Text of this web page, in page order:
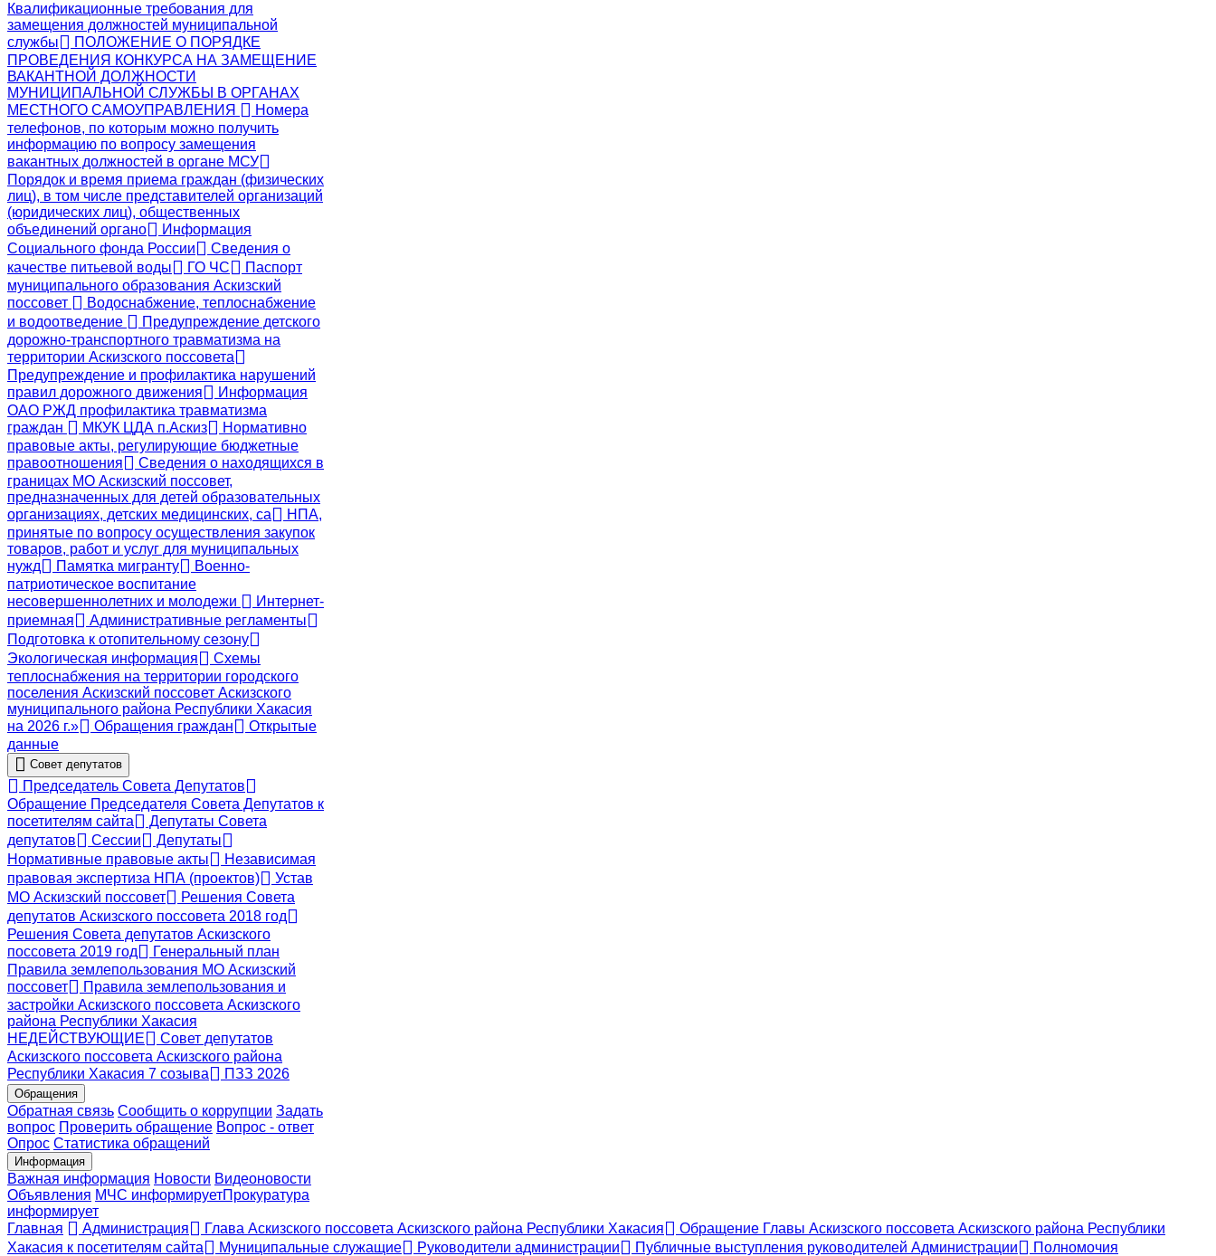
Квалификационные требования для
замещения должностей муниципальной
службы
ПОЛОЖЕНИЕ О ПОРЯДКЕ
ПРОВЕДЕНИЯ КОНКУРСА НА ЗАМЕЩЕНИЕ
ВАКАНТНОЙ ДОЛЖНОСТИ
МУНИЦИПАЛЬНОЙ СЛУЖБЫ В ОРГАНАХ
МЕСТНОГО САМОУПРАВЛЕНИЯ
Номера
телефонов, по которым можно получить
информацию по вопросу замещения
вакантных должностей в органе МСУ
Порядок и время приема граждан (физических
лиц), в том числе представителей организаций
(юридических лиц), общественных
объединений органо
Информация
Социального фонда России
Сведения о
качестве питьевой воды
ГО ЧС
Паспорт
муниципального образования Аскизский
поссовет
Водоснабжение, теплоснабжение
и водоотведение
Предупреждение детского
дорожно-транспортного травматизма на
территории Аскизского поссовета
Предупреждение и профилактика нарушений
правил дорожного движения
Информация
ОАО РЖД профилактика травматизма
граждан
МКУК ЦДА п.Аскиз
Нормативно
правовые акты, регулирующие бюджетные
правоотношения
Сведения о находящихся в
границах МО Аскизский поссовет,
предназначенных для детей образовательных
организациях, детских медицинских, са
НПА,
принятые по вопросу осуществления закупок
товаров, работ и услуг для муниципальных
нужд
Памятка мигранту
Военно-
патриотическое воспитание
несовершеннолетних и молодежи
Интернет-
приемная
Административные регламенты
Подготовка к отопительному сезону
Экологическая информация
Схемы
теплоснабжения на территории городского
поселения Аскизский поссовет Аскизского
муниципального района Республики Хакасия
на 2026 г.»
Обращения граждан
Открытые
данные
Совет депутатов
Председатель Совета Депутатов
Обращение Председателя Совета Депутатов к
посетителям сайта
Депутаты Совета
депутатов
Сессии
Депутаты
Нормативные правовые акты
Независимая
правовая экспертиза НПА (проектов)
Устав
МО Аскизский поссовет
Решения Совета
депутатов Аскизского поссовета 2018 год
Решения Совета депутатов Аскизского
поссовета 2019 год
Генеральный план
Правила землепользования МО Аскизский
поссовет
Правила землепользования и
застройки Аскизского поссовета Аскизского
района Республики Хакасия
НЕДЕЙСТВУЮЩИЕ
Совет депутатов
Аскизского поссовета Аскизского района
Республики Хакасия 7 созыва
ПЗЗ 2026
Обращения
Обратная связь Сообщить о коррупции Задать
вопрос Проверить обращение Вопрос - ответ
Опрос Статистика обращений
Информация
Важная информация Новости Видеоновости
Объявления МЧС информируетПрокуратура
информирует
Главная
Администрация Глава Аскизского поссовета Аскизского района Республики Хакасия
Обращение Главы Аскизского поссовета Аскизского района Республики
Хакасия к посетителям сайта
Муниципальные служащие Руководители администрации Публичные выступления руководителей Администрации
Полномочия